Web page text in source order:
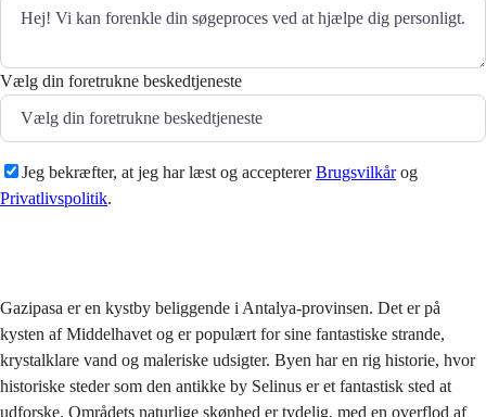
Vælg din foretrukne beskedtjeneste
Jeg bekræfter, at jeg har læst og acceptererBrugsvilkårog
Privatlivspolitik.
Gazipasa er en kystby beliggende i Antalya-provinsen. Det er på
kysten af Middelhavet og er populært for sine fantastiske strande,
krystalklare vand og maleriske udsigter. Byen har en rig historie, hvor
historiske steder som den antikke by Selinus er et fantastisk sted at
udforske. Områdets naturlige skønhed er tydelig, med en overflod af